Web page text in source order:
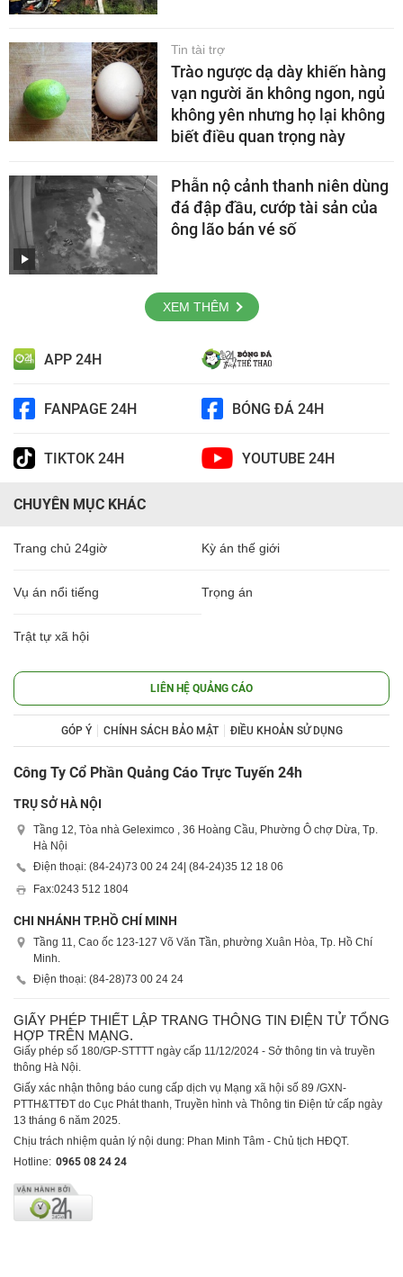
Tin tài trợ
Trào ngược dạ dày khiến hàng
vạn người ăn không ngon, ngủ
không yên nhưng họ lại không
biết điều quan trọng này
Phẫn nộ cảnh thanh niên dùng
đá đập đầu, cướp tài sản của
ông lão bán vé số
XEM THÊM
APP 24H
FANPAGE 24H BÓNG ĐÁ 24H
TIKTOK 24H YOUTUBE 24H
CHUYÊN MỤC KHÁC
Trang chủ 24giờ Kỳ án thế giới
Vụ án nổi tiếng Trọng án
Trật tự xã hội
LIÊN HỆ QUẢNG CÁO
GÓP Ý CHÍNH SÁCH BẢO MẬT ĐIỀU KHOẢN SỬ DỤNG
Công Ty Cổ Phần Quảng Cáo Trực Tuyến 24h
TRỤ SỞ HÀ NỘI
Tầng 12, Tòa nhà Geleximco , 36 Hoàng Cầu, Phường Ô chợ Dừa, Tp.
Hà Nội
Điện thoại: (84-24)73 00 24 24 | (84-24)35 12 18 06
Fax:0243 512 1804
CHI NHÁNH TP.HỒ CHÍ MINH
Tầng 11, Cao ốc 123-127 Võ Văn Tần, phường Xuân Hòa, Tp. Hồ Chí
Minh.
Điện thoại: (84-28)73 00 24 24
GIẤY PHÉP THIẾT LẬP TRANG THÔNG TIN ĐIỆN TỬ TỔNG
HỢP TRÊN MẠNG.
Giấy phép số 180/GP-STTTT ngày cấp 11/12/2024 - Sở thông tin và truyền
thông Hà Nội.
Giấy xác nhận thông báo cung cấp dịch vụ Mạng xã hội số 89 /GXN-
PTTH&TTĐT do Cục Phát thanh, Truyền hình và Thông tin Điện tử cấp ngày
13 tháng 6 năm 2025.
Chịu trách nhiệm quản lý nội dung: Phan Minh Tâm - Chủ tịch HĐQT.
Hotline: 0965 08 24 24